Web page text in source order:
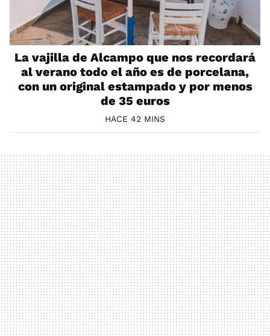
La vajilla de Alcampo que nos recordará
al verano todo el año es de porcelana,
con un original estampado y por menos
de 35 euros
HACE 42 MINS